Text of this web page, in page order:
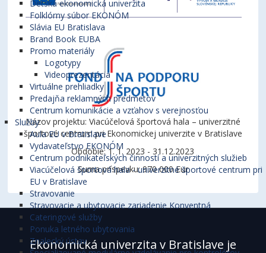
Detská ekonomická univerzita
Folklórny súbor EKONÓM
Slávia EU Bratislava
Brand Book EUBA
Promo materiály
Logotypy
Videoprezentácia
Virtuálne prehliadky
Predajňa reklamných predmetov
Centrum komunikácie a vzťahov s verejnosťou
Služby
Aula EU v Bratislave
Vydavateľstvo EKONÓM
Centrum podnikateľských činností a univerzitných služieb
Viacúčelová športová hala - univerzitné športové centrum pri
EU v Bratislave
Stravovanie
Stravovacie a ubytovacie zariadenie Konventná
Cateringové služby
Ponuka letného ubytovania
Znalecký ústav
Názov projektu: Viacúčelová športová hala – univerzitné
športové centrum pri Ekonomickej univerzite v Bratislave
Obdobie: 1. 1. 2023 - 31.12.2023
Suma príspevku: 970 000 Eur
Ekonomická univerzita v Bratislave je